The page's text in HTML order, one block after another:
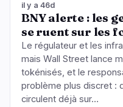
il y a 46d
BNY alerte : les
se ruent sur les
Le régulateur et les
mais Wall Street lance
tokénisés, et le
problème plus discret :
circulent déjà sur…